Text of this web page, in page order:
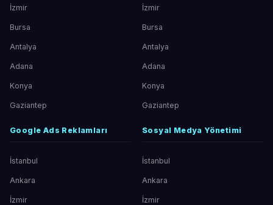
İzmir
Bursa
Antalya
Adana
Konya
Gaziantep
İzmir
Bursa
Antalya
Adana
Konya
Gaziantep
Google Ads Reklamları
İstanbul
Ankara
İzmir
Sosyal Medya Yönetimi
İstanbul
Ankara
İzmir